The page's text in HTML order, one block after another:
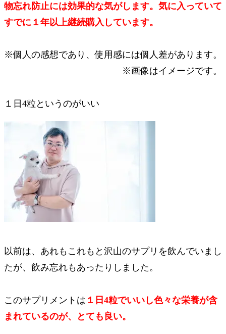
物忘れ防止には効果的な気がします。気に入っていて
すでに１年以上継続購入しています。
※個人の感想であり、使用感には個人差があります。
※画像はイメージです。
１日4粒というのがいい
以前は、あれもこれもと沢山のサプリを飲んでいまし
たが、飲み忘れもあったりしました。
このサプリメントは １日4粒でいいし色々な栄養が含
まれているのが、とても良い。